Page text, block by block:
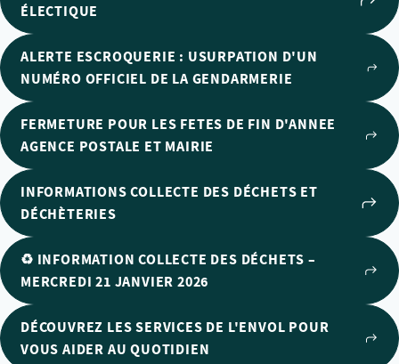
ÉLECTIQUE
ALERTE ESCROQUERIE : USURPATION D'UN
NUMÉRO OFFICIEL DE LA GENDARMERIE
FERMETURE POUR LES FETES DE FIN D'ANNEE
AGENCE POSTALE ET MAIRIE
INFORMATIONS COLLECTE DES DÉCHETS ET
DÉCHÈTERIES
♻️ INFORMATION COLLECTE DES DÉCHETS –
MERCREDI 21 JANVIER 2026
DÉCOUVREZ LES SERVICES DE L'ENVOL POUR
VOUS AIDER AU QUOTIDIEN